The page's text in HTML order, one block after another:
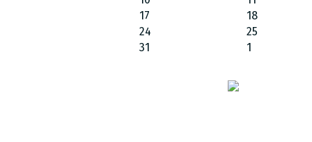
17
18
24
25
31
1